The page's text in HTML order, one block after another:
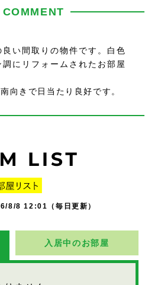
い間取りの物件です。白色
にリフォームされたお部屋
向きで日当たり良好です。
8/8 12:01（毎日更新）
入居中のお部屋